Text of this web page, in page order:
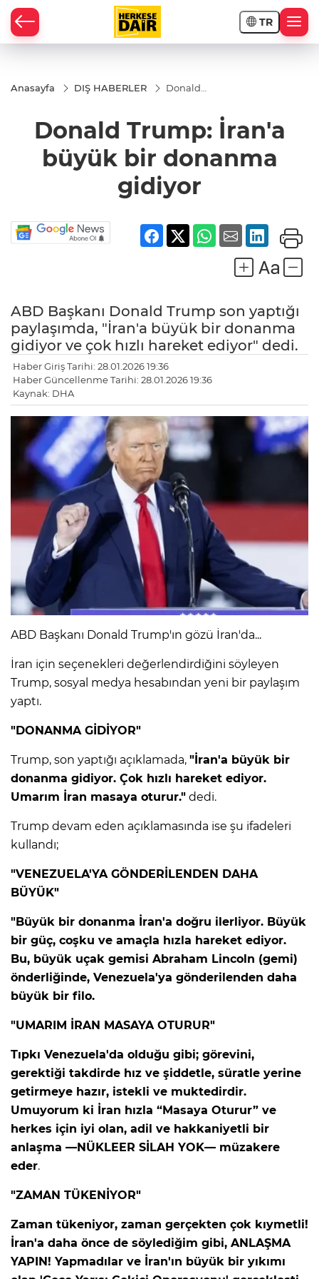
TR
Anasayfa DIŞ HABERLER
Donald
donanma
gidiyor
Donald Trump: İran'a
büyük bir donanma
gidiyor
ABD Başkanı Donald Trump son yaptığı
paylaşımda, "İran'a büyük bir donanma
gidiyor ve çok hızlı hareket ediyor" dedi.
Haber Giriş Tarihi: 28.01.2026 19:36
Haber Güncellenme Tarihi: 28.01.2026 19:36
Kaynak: DHA
ABD Başkanı Donald Trump'ın gözü İran'da...
İran için seçenekleri değerlendirdiğini söyleyen
Trump, sosyal medya hesabından yeni bir paylaşım
yaptı.
"DONANMA GİDİYOR"
Trump, son yaptığı açıklamada, "İran'a büyük bir
donanma gidiyor. Çok hızlı hareket ediyor.
Umarım İran masaya oturur." dedi.
Trump devam eden açıklamasında ise şu ifadeleri
kullandı;
"VENEZUELA'YA GÖNDERİLENDEN DAHA
BÜYÜK"
"Büyük bir donanma İran'a doğru ilerliyor. Büyük
bir güç, coşku ve amaçla hızla hareket ediyor.
Bu, büyük uçak gemisi Abraham Lincoln (gemi)
önderliğinde, Venezuela'ya gönderilenden daha
büyük bir filo.
"UMARIM İRAN MASAYA OTURUR"
Tıpkı Venezuela'da olduğu gibi; görevini,
gerektiği takdirde hız ve şiddetle, süratle yerine
getirmeye hazır, istekli ve muktedirdir.
Umuyorum ki İran hızla “Masaya Oturur” ve
herkes için iyi olan, adil ve hakkaniyetli bir
anlaşma —NÜKLEER SİLAH YOK— müzakere
eder.
"ZAMAN TÜKENİYOR"
Zaman tükeniyor, zaman gerçekten çok kıymetli!
İran'a daha önce de söylediğim gibi, ANLAŞMA
YAPIN! Yapmadılar ve İran'ın büyük bir yıkımı